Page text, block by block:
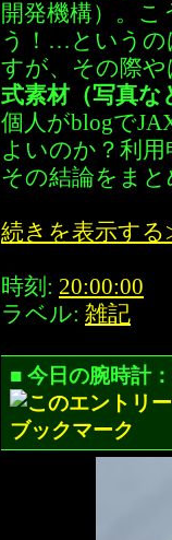
開発機構）。
う！…というの
すが、その際
式素材（写真な
個人がblogで
よいのか？利
その結論をま
続きを表示す
時刻: 20:00:00
ラベル: 雑記
■ 今日の腕時計